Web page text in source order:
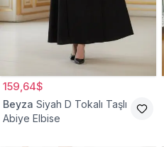
159,64$
Beyza Siyah D Tokalı Taşlı
Abiye Elbise